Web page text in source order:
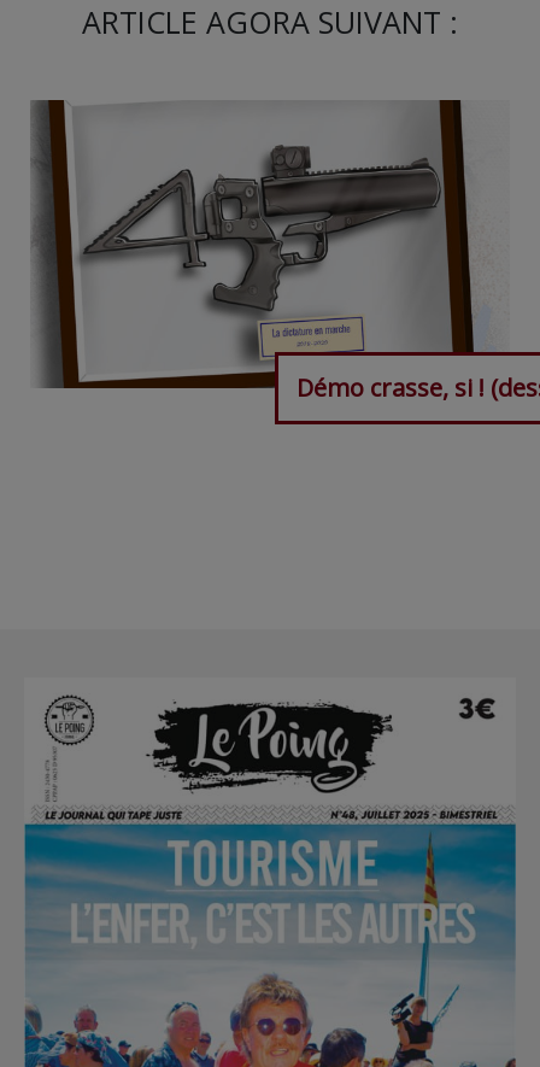
ARTICLE AGORA SUIVANT :
Démo crasse, si !